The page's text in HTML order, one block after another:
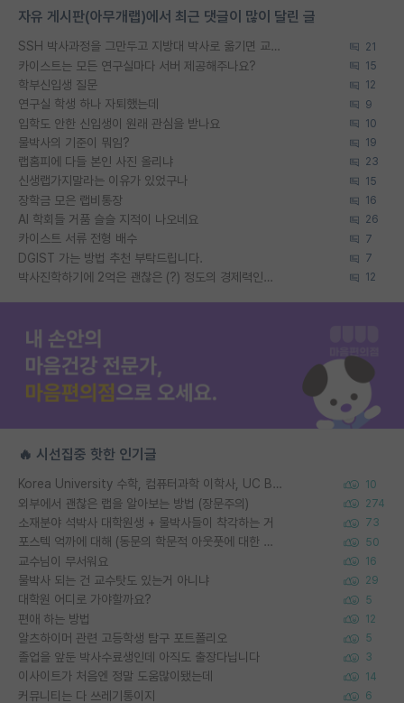
자유 게시판(아무개랩)에서 최근 댓글이 많이 달린 글
SSH 박사과정을 그만두고 지방대 박사로 옮기면 교수의 꿈은 끝일까요? 21
카이스트는 모든 연구실마다 서버 제공해주나요? 15
학부신입생 질문 12
연구실 학생 하나 자퇴했는데 9
입학도 안한 신입생이 원래 관심을 받나요 10
물박사의 기준이 뭐임? 19
랩홈피에 다들 본인 사진 올리냐 23
신생랩가지말라는 이유가 있었구나 15
장학금 모은 랩비통장 16
AI 학회들 거품 슬슬 지적이 나오네요 26
카이스트 서류 전형 배수 7
DGIST 가는 방법 추천 부탁드립니다. 7
박사진학하기에 2억은 괜찮은 (?) 정도의 경제력인가요 12
🔥 시선집중 핫한 인기글
Korea University 수학, 컴퓨터과학 이학사, UC Berkeley 산업공학 대학원 공학박사가 되는 것은 쉽지 않겠죠? 10
외부에서 괜찮은 랩을 알아보는 방법 (장문주의) 274
소재분야 석박사 대학원생 + 물박사들이 착각하는 거 73
포스텍 억까에 대해 (동문의 학문적 아웃풋에 대한 반박) 50
교수님이 무서워요 16
물박사 되는 건 교수탓도 있는거 아니냐 29
대학원 어디로 가야할까요? 5
편애 하는 방법 12
알츠하이머 관련 고등학생 탐구 포트폴리오 5
졸업을 앞둔 박사수료생인데 아직도 출장다닙니다 3
이사이트가 처음엔 정말 도움많이됐는데 14
커뮤니티는 다 쓰레기통이지 6